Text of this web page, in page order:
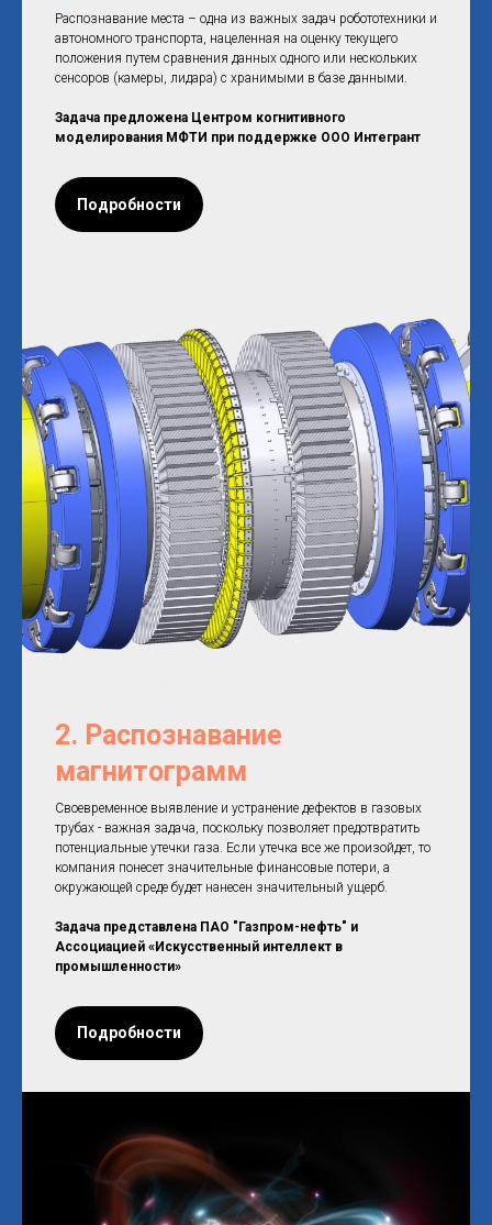
Распознавание места – одна из важных задач робототехники и
автономного транспорта, нацеленная на оценку текущего
положения путем сравнения данных одного или нескольких
сенсоров (камеры, лидара) с хранимыми в базе данными.
Задача предложена Центром когнитивного
моделирования МФТИ при поддержке ООО Интегрант
Подробности
2. Распознавание
магнитограмм
Своевременное выявление и устранение дефектов в газовых
трубах - важная задача, поскольку позволяет предотвратить
потенциальные утечки газа. Если утечка все же произойдет, то
компания понесет значительные финансовые потери, а
окружающей среде будет нанесен значительный ущерб.
Задача представлена ПАО "Газпром-нефть" и
Ассоциацией «Искусственный интеллект в
промышленности»
Подробности